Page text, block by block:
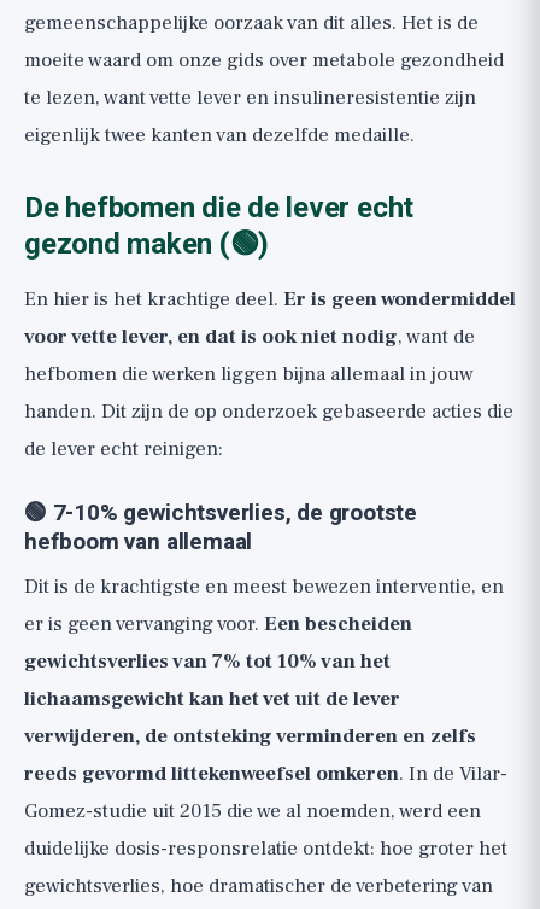
gemeenschappelijke oorzaak van dit alles. Het is de
moeite waard om onze gids over metabole gezondheid
te lezen, want vette lever en insulineresistentie zijn
eigenlijk twee kanten van dezelfde medaille.
De hefbomen die de lever echt
gezond maken (🟢)
En hier is het krachtige deel. Er is geen wondermiddel
voor vette lever, en dat is ook niet nodig, want de
hefbomen die werken liggen bijna allemaal in jouw
handen. Dit zijn de op onderzoek gebaseerde acties die
de lever echt reinigen:
🟢 7-10% gewichtsverlies, de grootste
hefboom van allemaal
Dit is de krachtigste en meest bewezen interventie, en
er is geen vervanging voor. Een bescheiden
gewichtsverlies van 7% tot 10% van het
lichaamsgewicht kan het vet uit de lever
verwijderen, de ontsteking verminderen en zelfs
reeds gevormd littekenweefsel omkeren. In de Vilar-
Gomez-studie uit 2015 die we al noemden, werd een
duidelijke dosis-responsrelatie ontdekt: hoe groter het
gewichtsverlies, hoe dramatischer de verbetering van